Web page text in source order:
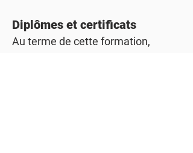
Diplômes et certificats
Au terme de cette formation,